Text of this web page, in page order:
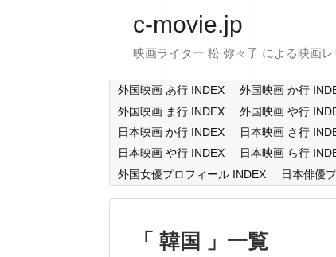
c-movie.jp
映画ライター 松 弥々子 による映画
外国映画 あ行 INDEX 外国映画 か行
外国映画 ま行 INDEX
外国映画 や行
日本映画 か行 INDEX
日本映画 さ行
日本映画 や行 INDEX
日本映画 ら行
外国女優プロフィール INDEX
日本俳優
韓国 一覧